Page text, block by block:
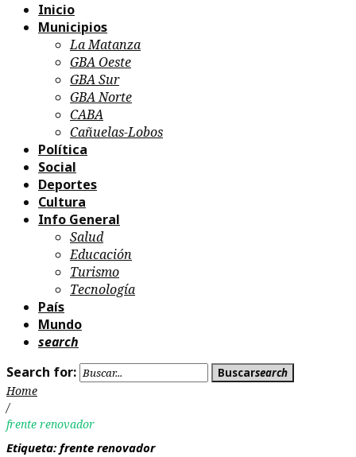
Inicio
Municipios
La Matanza
GBA Oeste
GBA Sur
GBA Norte
CABA
Cañuelas-Lobos
Política
Social
Deportes
Cultura
Info General
Salud
Educación
Turismo
Tecnología
País
Mundo
search
Search for:
Buscarsearch
Home
/
frente renovador
Etiqueta: frente renovador